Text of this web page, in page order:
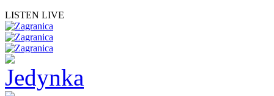
LISTEN LIVE